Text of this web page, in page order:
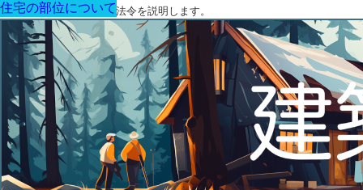
建築に関する用語と関連法令を説明します。
住宅の部位について
住宅の部位について
住宅の部位について
住宅の部位について
住宅の部位について
住宅の部位について
住宅の部位について